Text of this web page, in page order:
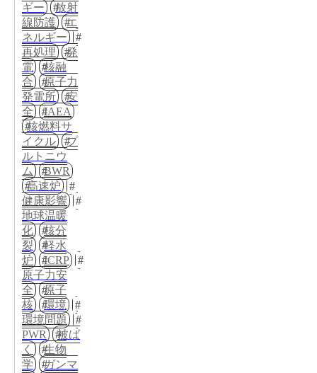
ギー
放射
線防護
エ
ネルギー
再処理
発
電
核融
合
原子力
発電所
安
全
IAEA
核燃料サ
イクル
プ
ルトニウ
ム
BWR
高速炉
健康影響
地球温暖
化
核分
裂
軽水
炉
ICRP
原子力安
全
原子
核
環境
環境問題
PWR
被ば
く
生物
学
ガンマ